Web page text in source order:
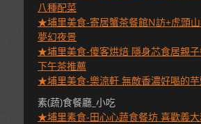
八種配菜
★埔里美食-寄居蟹茶餐館N訪+虎頭
夢幻夜景
★埔里美食-傻客烘焙 隱身芯食居親
下午茶推薦
★埔里美食-樂涼軒 無敵香濃好喝的
素(蔬)食餐廳_小吃
★埔里素食-田心心蔬食餐坊 喜歡義